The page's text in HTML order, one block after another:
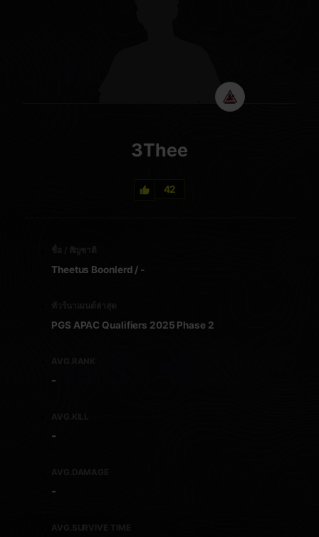
3Thee
42
Theetus Boonlerd / -
PGS APAC Qualifiers 2025 Phase 2
-
-
-
AVG.SURVIVE TIME